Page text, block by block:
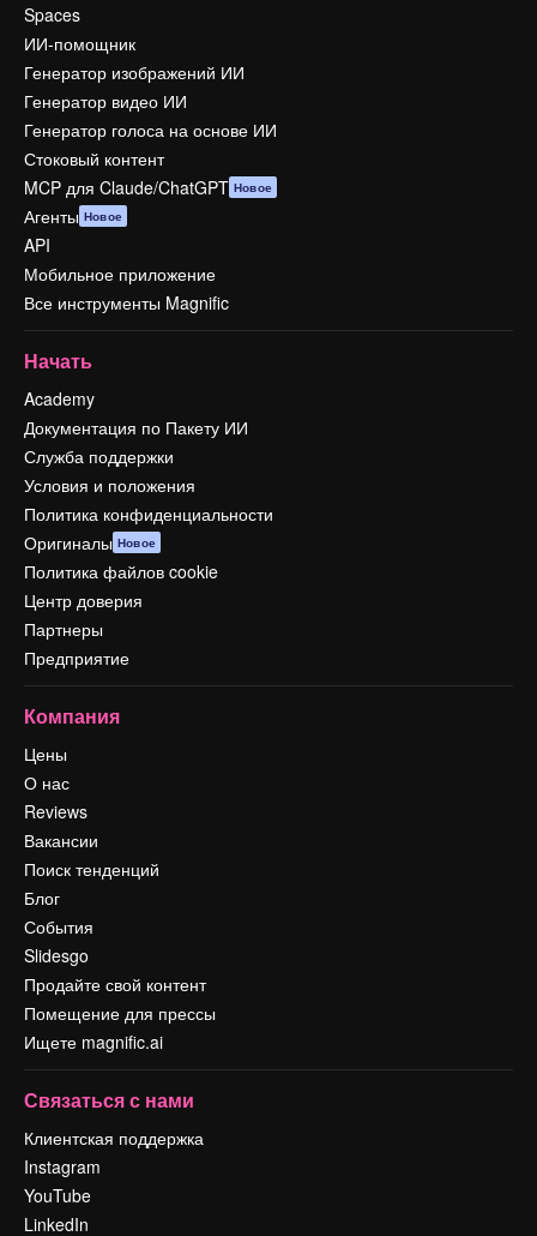
Spaces
ИИ-помощник
Генератор изображений ИИ
Генератор видео ИИ
Генератор голоса на основе ИИ
Стоковый контент
MCP для Claude/ChatGPT Новое
Агенты Новое
API
Мобильное приложение
Все инструменты Magnific
Начать
Academy
Документация по Пакету ИИ
Служба поддержки
Условия и положения
Политика конфиденциальности
Оригиналы Новое
Политика файлов cookie
Центр доверия
Партнеры
Предприятие
Компания
Цены
О нас
Reviews
Вакансии
Поиск тенденций
Блог
События
Slidesgo
Продайте свой контент
Помещение для прессы
Ищете magnific.ai
Связаться с нами
Клиентская поддержка
Instagram
YouTube
LinkedIn